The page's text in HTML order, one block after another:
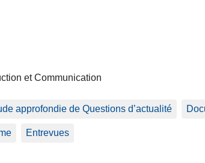
et Communication
approfondie de Questions d’actualité
Entrevues